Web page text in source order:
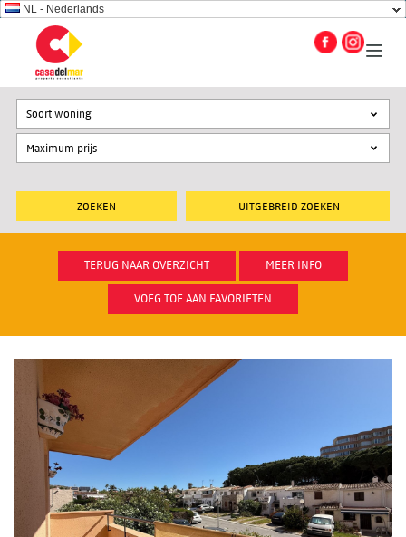
NL - Nederlands
UITGEBREID ZOEKEN
Soort woning
TERUG NAAR OVERZICHT MEER INFO
VOEG TOE AAN FAVORIETEN